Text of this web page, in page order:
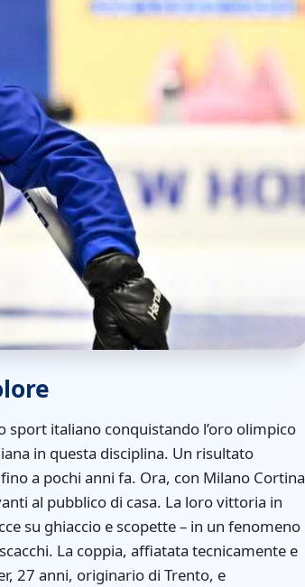
italiano conquistando l’oro olimpico
in questa disciplina. Un risultato
a pochi anni fa. Ora, con Milano Cortina
al pubblico di casa. La loro vittoria in
su ghiaccio e scopette – in un fenomeno
La coppia, affiatata tecnicamente e
27 anni, originario di Trento, e